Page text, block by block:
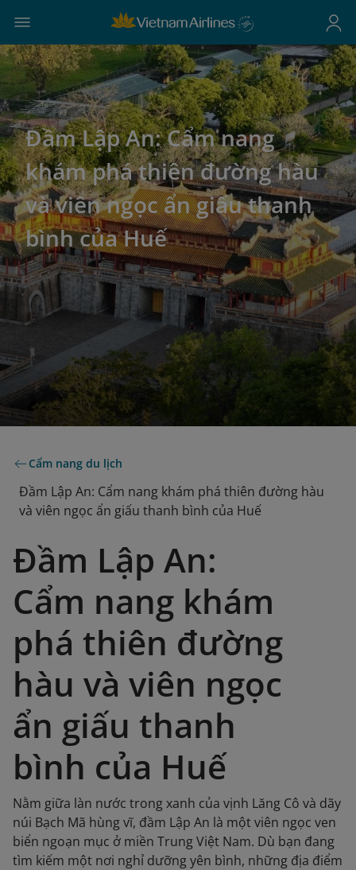
Đầm Lập An: Cẩm nang
khám phá thiên đường hàu
và viên ngọc ẩn giấu thanh
bình của Huế
Cẩm nang du lịch
Đầm Lập An: Cẩm nang khám phá thiên đường hàu
và viên ngọc ẩn giấu thanh bình của Huế
Đầm Lập An:
Cẩm nang khám
phá thiên đường
hàu và viên ngọc
ẩn giấu thanh
bình của Huế
Nằm giữa làn nước trong xanh của vịnh Lăng Cô và dãy
núi Bạch Mã hùng vĩ, đầm Lập An là một viên ngọc ven
biển ngoạn mục ở miền Trung Việt Nam. Dù bạn đang
tìm kiếm một nơi nghỉ dưỡng yên bình, những địa điểm